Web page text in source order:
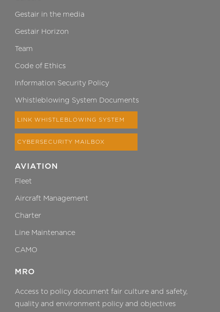
Gestair in the media
Gestair Horizon
Team
Code of Ethics
Information Security Policy
Whistleblowing System Documents
LINK WHISTLEBLOWING SYSTEM
CYBERSECURITY MAILBOX
AVIATION
Fleet
Aircraft Management
Charter
Line Maintenance
CAMO
MRO
Access to policy document fair culture and safety,
quality and environment policy and objectives